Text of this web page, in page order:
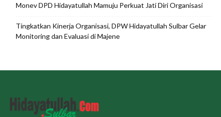
Monev DPD Hidayatullah Mamuju Perkuat Jati Diri Organisasi
Tingkatkan Kinerja Organisasi, DPW Hidayatullah Sulbar Gelar
Monitoring dan Evaluasi di Majene